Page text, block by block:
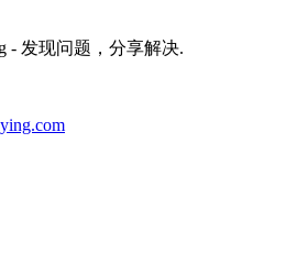
- 发现问题，分享解决.